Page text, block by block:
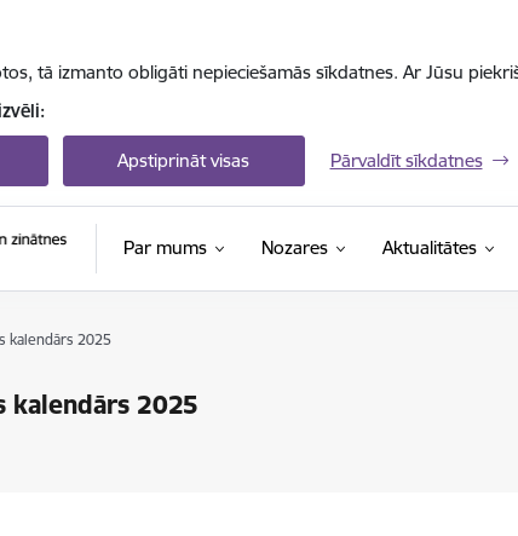
tā izmanto obligāti nepieciešamās sīkdatnes. Ar Jūsu
Apstiprināt visas Pārvaldīt sīkdatnes
Par mums Nozares Aktualitātes
kalendārs 2025
kalendārs 2025